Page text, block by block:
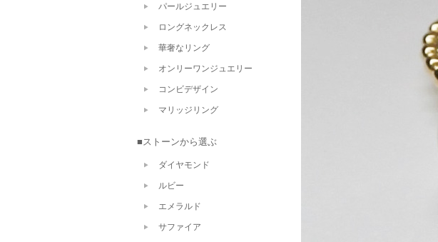
パールジュエリー
ロングネックレス
華奢なリング
オンリーワンジュエリー
コンビデザイン
マリッジリング
■ストーンから選ぶ
ダイヤモンド
ルビー
エメラルド
サファイア